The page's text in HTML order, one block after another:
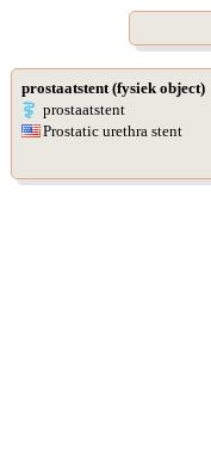
prostaatstent (fysiek object)
prostaatstent
Prostatic urethra stent